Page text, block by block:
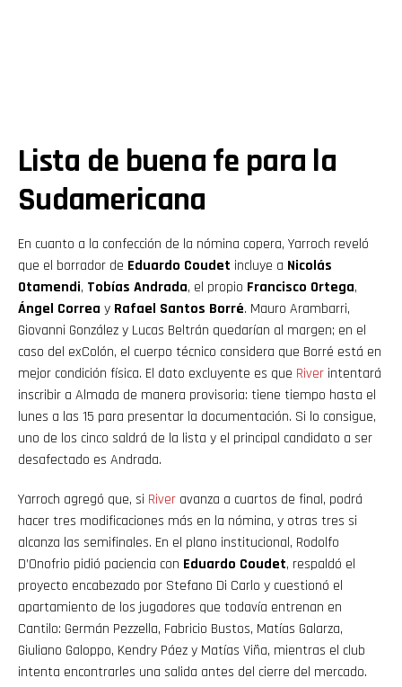
Lista de buena fe para la
Sudamericana
En cuanto a la confección de la nómina copera, Yarroch reveló
que el borrador de Eduardo Coudet incluye a Nicolás
Otamendi, Tobías Andrada, el propio Francisco Ortega,
Ángel Correa y Rafael Santos Borré. Mauro Arambarri,
Giovanni González y Lucas Beltrán quedarían al margen; en el
caso del exColón, el cuerpo técnico considera que Borré está en
mejor condición física. El dato excluyente es que River intentará
inscribir a Almada de manera provisoria: tiene tiempo hasta el
lunes a las 15 para presentar la documentación. Si lo consigue,
uno de los cinco saldrá de la lista y el principal candidato a ser
desafectado es Andrada.
Yarroch agregó que, si River avanza a cuartos de final, podrá
hacer tres modificaciones más en la nómina, y otras tres si
alcanza las semifinales. En el plano institucional, Rodolfo
D’Onofrio pidió paciencia con Eduardo Coudet, respaldó el
proyecto encabezado por Stefano Di Carlo y cuestionó el
apartamiento de los jugadores que todavía entrenan en
Cantilo: Germán Pezzella, Fabricio Bustos, Matías Galarza,
Giuliano Galoppo, Kendry Páez y Matías Viña, mientras el club
intenta encontrarles una salida antes del cierre del mercado.